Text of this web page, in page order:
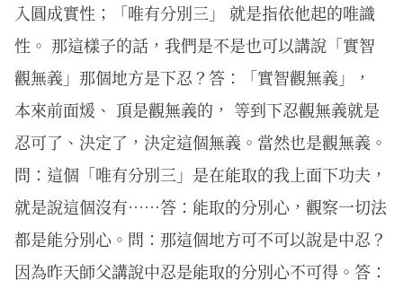
入圓成實性；「唯有分別三」 就是指依他起的唯識
性。 那這樣子的話，我們是不是也可以講說「實智
觀無義」那個地方是下忍？答：「實智觀無義」，
本來前面煖、 頂是觀無義的， 等到下忍觀無義就是
忍可了、決定了，決定這個無義。當然也是觀無義。
問：這個「唯有分別三」是在能取的我上面下功夫，
就是說這個沒有……答：能取的分別心，觀察一切法
都是能分別心。問：那這個地方可不可以說是中忍？
因為昨天師父講說中忍是能取的分別心不可得。答：